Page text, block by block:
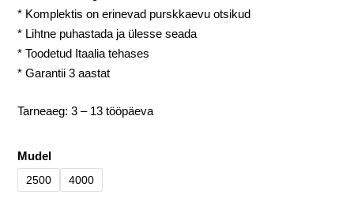
* Komplektis on erinevad purskkaevu otsikud
* Lihtne puhastada ja ülesse seada
* Toodetud Itaalia tehases
* Garantii 3 aastat
Tarneaeg: 3 – 13 tööpäeva
Mudel
2500 4000